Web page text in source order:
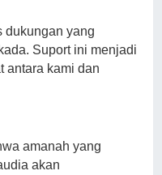
dukungan yang
Suport ini menjadi
antara kami dan
amanah yang
akan